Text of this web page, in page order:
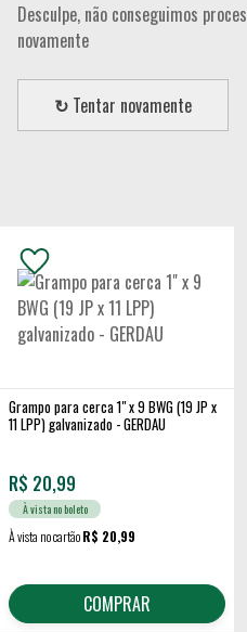
Desculpe, não conseguimos
novamente
↻ Tentar novamente
Grampo para cerca 1" x 9 BWG (19 JP x
11 LPP) galvanizado - GERDAU
R$ 20,99
À vista no boleto
À vista no cartãoR$ 20,99
COMPRAR